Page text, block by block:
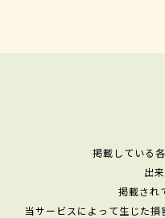
掲載している
出
掲載され
当サービスによって生じた